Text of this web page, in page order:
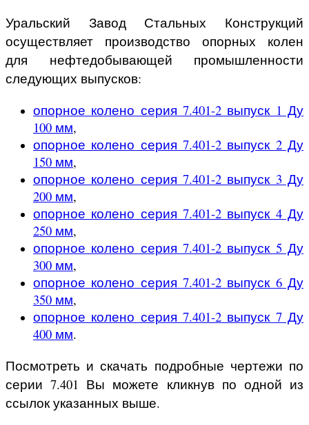
Уральский Завод Стальных Конструкций
осуществляет производство опорных колен
для нефтедобывающей промышленности
следующих выпусков:
опорное колено серия 7.401-2 выпуск 1 Ду
100 мм,
опорное колено серия 7.401-2 выпуск 2 Ду
150 мм,
опорное колено серия 7.401-2 выпуск 3 Ду
200 мм,
опорное колено серия 7.401-2 выпуск 4 Ду
250 мм,
опорное колено серия 7.401-2 выпуск 5 Ду
300 мм,
опорное колено серия 7.401-2 выпуск 6 Ду
350 мм,
опорное колено серия 7.401-2 выпуск 7 Ду
400 мм.
Посмотреть и скачать подробные чертежи по
серии 7.401 Вы можете кликнув по одной из
ссылок указанных выше.